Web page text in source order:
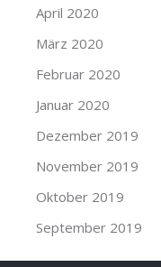
April 2020
März 2020
Februar 2020
Januar 2020
Dezember 2019
November 2019
Oktober 2019
September 2019